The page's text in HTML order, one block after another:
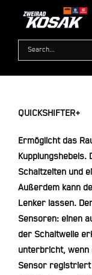
springen
KTM WORLD
SERVICE & ZUBEHÖR
KONTAKT
Suche
nach:
QUICKSHIFTER+
Ermöglicht das
Kupplungshebels.
Schaltzeiten und
Außerdem kann
Lenker lassen.
Sensoren: einen
der Schaltwelle
unterbricht, wenn
Sensor registriert